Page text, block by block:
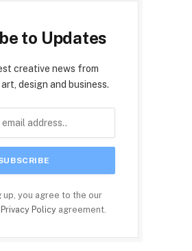
to Updates
creative news from
design and business.
up, you agree to the our
Privacy Policy agreement.